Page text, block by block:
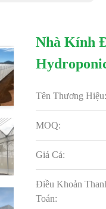
Nhà Kính
Tên Thương Hiệu:
MOQ:
Giá Cả:
Điều Khoản
Toán: